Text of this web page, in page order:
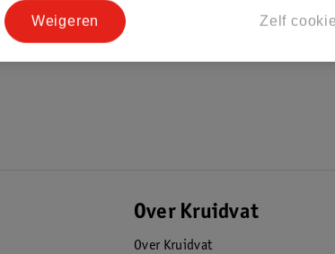
Over Kruidvat
Over Kruidvat
Zelf
Weigeren